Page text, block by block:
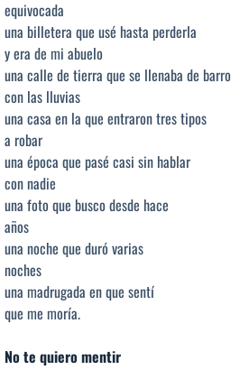
equivocada
una billetera que usé hasta perderla
y era de mi abuelo
una calle de tierra que se llenaba de barro
con las lluvias
una casa en la que entraron tres tipos
a robar
una época que pasé casi sin hablar
con nadie
una foto que busco desde hace
años
una noche que duró varias
noches
una madrugada en que sentí
que me moría.
No te quiero mentir